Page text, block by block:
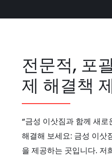
전문적, 포
제 해결책
“금성 이삿짐과 함께 새
해결해 보세요: 금성 이삿
을 제공하는 곳입니다. 저